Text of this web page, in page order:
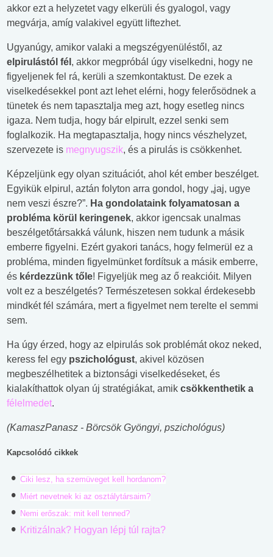
akkor ezt a helyzetet vagy elkerüli és gyalogol, vagy
megvárja, amíg valakivel együtt liftezhet.
Ugyanúgy, amikor valaki a megszégyenüléstől, az
elpirulástól fél , akkor megpróbál úgy viselkedni, hogy ne
figyeljenek fel rá, kerüli a szemkontaktust. De ezek a
viselkedésekkel pont azt lehet elérni, hogy felerősödnek a
tünetek és nem tapasztalja meg azt, hogy esetleg nincs
igaza. Nem tudja, hogy bár elpirult, ezzel senki sem
foglalkozik. Ha megtapasztalja, hogy nincs vészhelyzet,
szervezete is megnyugszik, és a pirulás is csökkenhet.
Képzeljünk egy olyan szituációt, ahol két ember beszélget.
Egyikük elpirul, aztán folyton arra gondol, hogy „jaj, ugye
nem veszi észre?”. Ha gondolataink folyamatosan a
probléma körül keringenek, akkor igencsak unalmas
beszélgetőtársakká válunk, hiszen nem tudunk a másik
emberre figyelni. Ezért gyakori tanács, hogy felmerül ez a
probléma, minden figyelmünket fordítsuk a másik emberre,
és kérdezzünk tőle! Figyeljük meg az ő reakcióit. Milyen
volt ez a beszélgetés? Természetesen sokkal érdekesebb
mindkét fél számára, mert a figyelmet nem terelte el semmi
sem.
Ha úgy érzed, hogy az elpirulás sok problémát okoz neked,
keress fel egy pszichológust, akivel közösen
megbeszélhetitek a biztonsági viselkedéseket, és
kialakíthattok olyan új stratégiákat, amik csökkenthetik a
félelmedet.
(KamaszPanasz - Börcsök Gyöngyi, pszichológus)
Kapcsolódó cikkek
Ciki lesz, ha szemüveget kell hordanom?
Miért nevetnek ki az osztálytársaim?
Nemi erőszak: mit kell tenned?
Kritizálnak? Hogyan lépj túl rajta?